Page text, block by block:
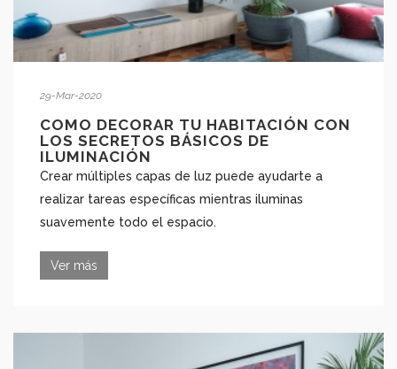
29-Mar-2020
COMO DECORAR TU HABITACIÓN CON
LOS SECRETOS BÁSICOS DE
ILUMINACIÓN
Crear múltiples capas de luz puede ayudarte a
realizar tareas específicas mientras iluminas
suavemente todo el espacio.
Ver más